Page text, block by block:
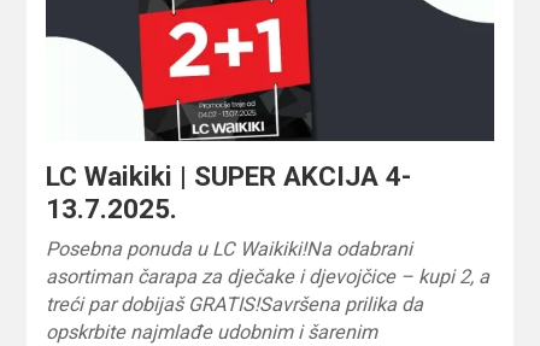
LC Waikiki | SUPER AKCIJA 4-
13.7.2025.
Posebna ponuda u LC Waikiki!Na odabrani
asortiman čarapa za dječake i djevojčice – kupi 2, a
treći par dobijaš GRATIS!Savršena prilika da
opskrbite najmlađe udobnim i šarenim